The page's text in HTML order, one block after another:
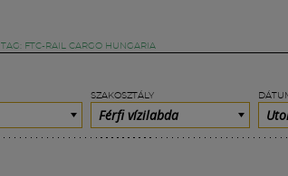
TAG: FTC-RAIL CARGO HUNGARIA
SZAKOSZTÁLY
Férfi vízilabda